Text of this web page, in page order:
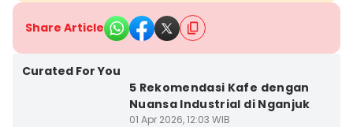
Share Article
Curated For You
5 Rekomendasi Kafe dengan
Nuansa Industrial di Nganjuk
01 Apr 2026, 12:03 WIB